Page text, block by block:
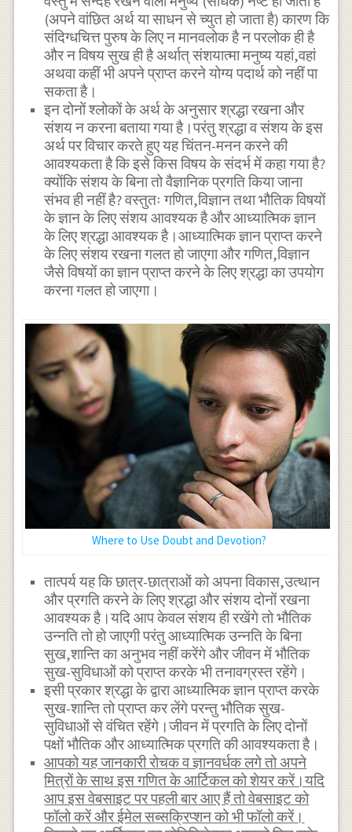
(अपने वांछित अर्थ या साधन से च्युत हो जाता है) कारण कि
संदिग्धचित्त पुरुष के लिए न मानवलोक है न परलोक ही है
और न विषय सुख ही है अर्थात् संशयात्मा मनुष्य यहां,वहां
अथवा कहीं भी अपने प्राप्त करने योग्य पदार्थ को नहीं पा
सकता है।
इन दोनों श्लोकों के अर्थ के अनुसार श्रद्धा रखना और
संशय न करना बताया गया है।परंतु श्रद्धा व संशय के इस
अर्थ पर विचार करते हुए यह चिंतन-मनन करने की
आवश्यकता है कि इसे किस विषय के संदर्भ में कहा गया है?
क्योंकि संशय के बिना तो वैज्ञानिक प्रगति किया जाना
संभव ही नहीं है? वस्तुतः गणित,विज्ञान तथा भौतिक विषयों
के ज्ञान के लिए संशय आवश्यक है और आध्यात्मिक ज्ञान
के लिए श्रद्धा आवश्यक है।आध्यात्मिक ज्ञान प्राप्त करने
के लिए संशय रखना गलत हो जाएगा और गणित,विज्ञान
जैसे विषयों का ज्ञान प्राप्त करने के लिए श्रद्धा का उपयोग
करना गलत हो जाएगा।
Where to Use Doubt and Devotion?
तात्पर्य यह कि छात्र-छात्राओं को अपना विकास,उत्थान
और प्रगति करने के लिए श्रद्धा और संशय दोनों रखना
आवश्यक है।यदि आप केवल संशय ही रखेंगे तो भौतिक
उन्नति तो हो जाएगी परंतु आध्यात्मिक उन्नति के बिना
सुख,शान्ति का अनुभव नहीं करेंगे और जीवन में भौतिक
सुख-सुविधाओं को प्राप्त करके भी तनावग्रस्त रहेंगे।
इसी प्रकार श्रद्धा के द्वारा आध्यात्मिक ज्ञान प्राप्त करके
सुख-शान्ति तो प्राप्त कर लेंगे परन्तु भौतिक सुख-
सुविधाओं से वंचित रहेंगे।जीवन में प्रगति के लिए दोनों
पक्षों भौतिक और आध्यात्मिक प्रगति की आवश्यकता है।
आपको यह जानकारी रोचक व ज्ञानवर्धक लगे तो अपने
मित्रों के साथ इस गणित के आर्टिकल को शेयर करें।यदि
आप इस वेबसाइट पर पहली बार आए हैं तो वेबसाइट को
फॉलो करें और ईमेल सब्सक्रिप्शन को भी फॉलो करें।